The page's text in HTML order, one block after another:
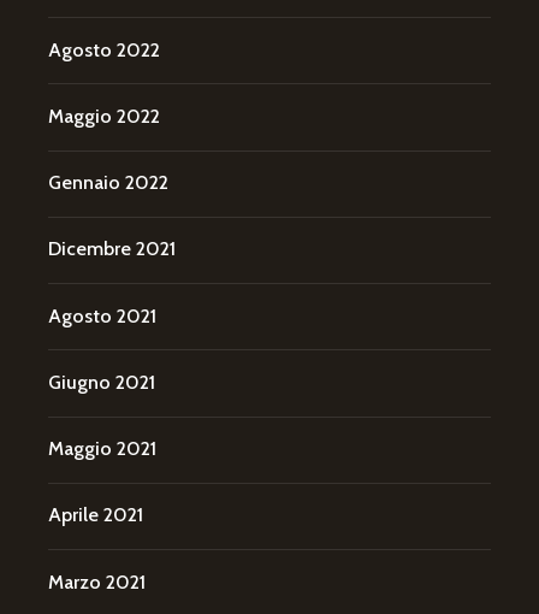
Agosto 2022
Maggio 2022
Gennaio 2022
Dicembre 2021
Agosto 2021
Giugno 2021
Maggio 2021
Aprile 2021
Marzo 2021